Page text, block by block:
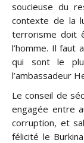
soucieuse du
contexte de la
terrorisme doit
l’homme. Il faut
qui sont le
l’ambassadeur
Le conseil de
engagée entre
corruption, et
félicité le